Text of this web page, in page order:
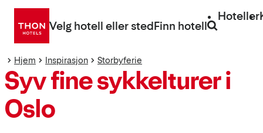
Gå
direkte
Velg hotell eller stedFinn hotell
Hoteller
Hjem Inspirasjon Storbyferie
Syv fine sykkelturer i
Oslo